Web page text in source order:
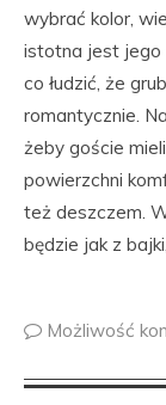
wybrać kolor,
istotna jest jego
co łudzić, że
romantycznie.
żeby goście
powierzchni
też deszczem.
będzie jak z
Możliwość